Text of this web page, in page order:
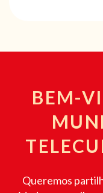
BEM-
Queremos